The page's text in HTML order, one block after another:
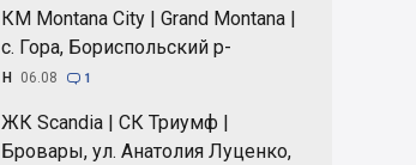
КМ Montana City | Grand Montana |
с. Гора, Бориспольский р-
н 06.08  1
ЖК Scandia | СК Триумф |
Бровары, ул. Анатолия Луценко,